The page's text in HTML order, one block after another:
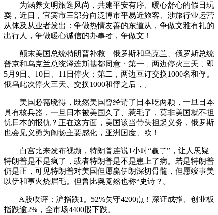
为涵养文明旅逛风尚，共建平安有序、暖心舒心的假日玩
耍，近日，宜宾市三部分向泛博市平易近旅客、涉旅行业运营
从体及从业者发出：争做热情友善的东道从，争做文雅有礼的
出行人，争做暖心诚信的办事者，争做文！
颠末美国总统特朗普补救，俄罗斯和乌克兰、俄罗斯总统
普京和乌克兰总统泽连斯基都同意：第一，两边停火三天，即
5月9日、10日、11日停火；第二，两边互订交换1000名和俘。
俄乌此次停火三天、交换1000和俘之后，。
美国必需晓得，既然美国曾经请了日本吃两颗，一旦日本
具有核兵器，一旦日本被美国久了、惹毛了，莫非美国就不担
忧日本的报仇？正在这方面，美国该当带头担起义务，俄罗斯
也会见义勇为阐扬主要感化，亚洲国度、欧！
白宫比来发布视频，特朗普连说1小时“赢了”，让人思疑
特朗普是不是疯了，或者特朗普是不是患上了病。若是特朗普
仍是正，可见特朗普对美国但愿赢伊朗深切骨髓，但愿竣事美
以伊和事火烧眉毛。但鲁比奥竟然也称“史诗？。
A股收评：沪指跌1。52%失守4200点！深证成指、创业板
指跌逾2%，全市场4400股下跌。